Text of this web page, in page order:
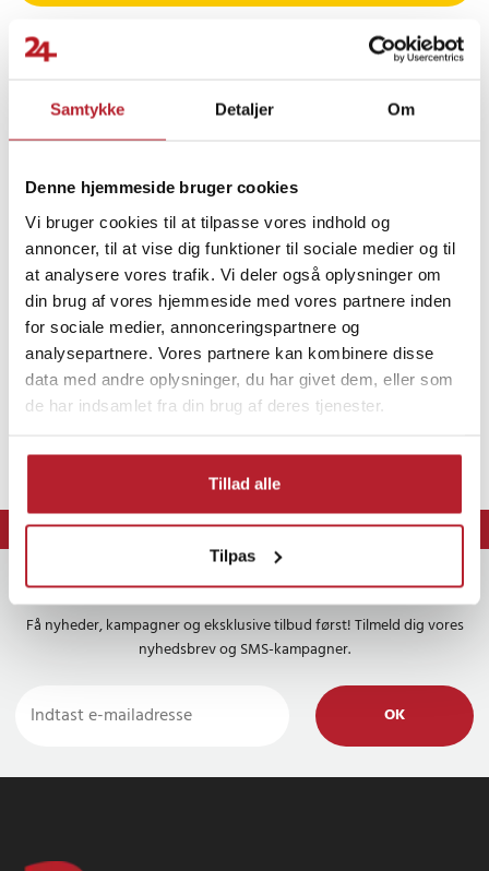
Samtykke Detaljer Om
Denne hjemmeside bruger cookies
Vi bruger cookies til at tilpasse vores indhold og
annoncer, til at vise dig funktioner til sociale medier og til
at analysere vores trafik. Vi deler også oplysninger om
din brug af vores hjemmeside med vores partnere inden
for sociale medier, annonceringspartnere og
analysepartnere. Vores partnere kan kombinere disse
data med andre oplysninger, du har givet dem, eller som
de har indsamlet fra din brug af deres tjenester.
Tillad alle
Tilpas
Specifikation
- Produktnummer: 3531939233
- Type: Bageplade
- Kategori: Bageplader
- Vægt: 998 g
Article number:128112
Finde gode tilbud
Køkkenprodukter Ovn- og bageplader
⭐ 365 dages fortrydelsesret
Nyhedsbrevet
Få nyheder, kampagner og eksklusive tilbud først! Tilmeld dig vores
nyhedsbrev og SMS-kampagner.
OK